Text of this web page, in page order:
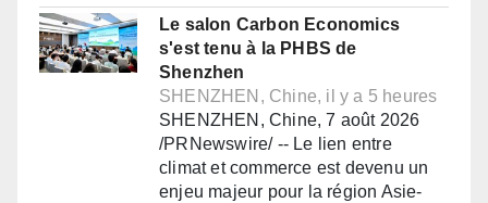
Le salon Carbon Economics
s'est tenu à la PHBS de
Shenzhen
SHENZHEN, Chine, il y a 5 heures
SHENZHEN, Chine, 7 août 2026
/PRNewswire/ -- Le lien entre
climat et commerce est devenu un
enjeu majeur pour la région Asie-